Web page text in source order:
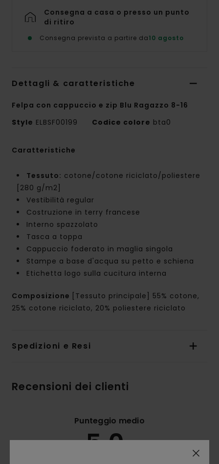
Consegna a casa o presso un punto
di ritiro
Consegna prevista a partire da10 agosto
Dettagli & caratteristiche
Felpa con cappuccio e zip Blu Ragazzo 8-16
Style ELBSF00199 Codice colore bta0
Caratteristiche
Tessuto: cotone/cotone riciclato/poliestere
[280 g/m2]
Vestibilità regular
Costruzione in terry francese
Interno spazzolato
Tasca a toppa
Cappuccio foderato in maglia singola
Stampe a base d'acqua su petto e schiena
Etichetta logo sulla cucitura interna
Composizione
[Tessuto principale] 55% cotone,
25% cotone riciclato, 20% poliestere riciclato
Spedizioni e Resi
Recensioni dei clienti
Punteggio medio
5.0